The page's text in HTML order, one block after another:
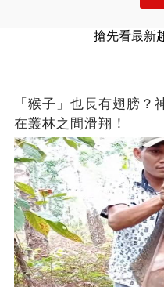
搶先看最新
「猴子」也長有翅膀？
在叢林之間滑翔！